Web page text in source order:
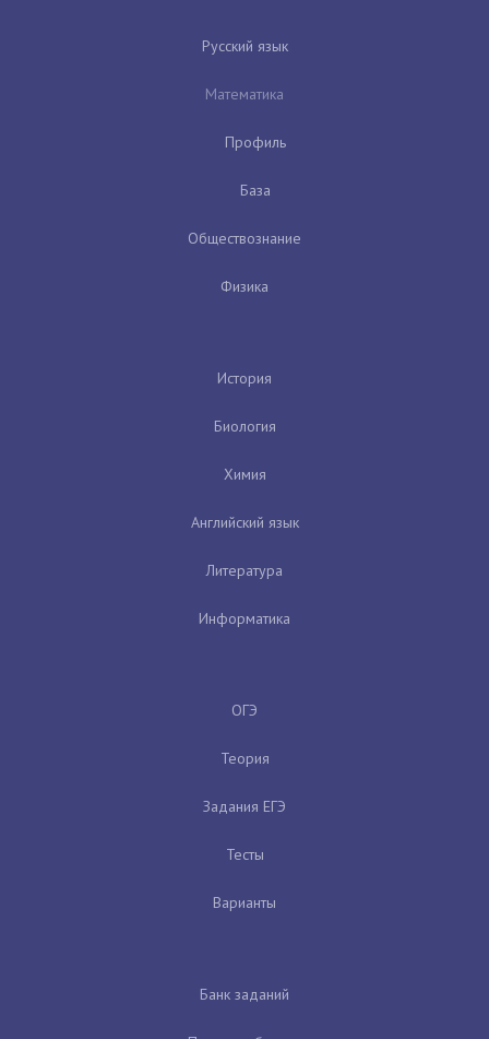
Русский язык
Математика
Профиль
База
Обществознание
Физика
История
Биология
Химия
Английский язык
Литература
Информатика
ОГЭ
Теория
Задания ЕГЭ
Тесты
Варианты
Банк заданий